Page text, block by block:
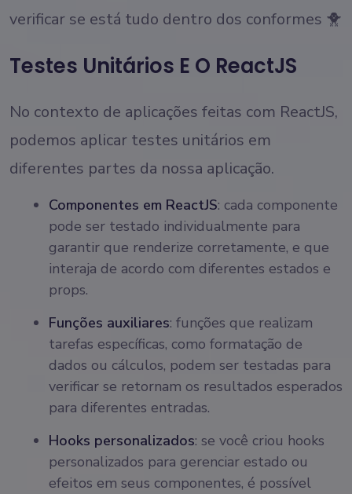
verificar se está tudo dentro dos conformes 🐥
Testes Unitários E O ReactJS
No contexto de aplicações feitas com ReactJS,
podemos aplicar testes unitários em
diferentes partes da nossa aplicação.
Componentes em ReactJS: cada componente
pode ser testado individualmente para
garantir que renderize corretamente, e que
interaja de acordo com diferentes estados e
props.
Funções auxiliares: funções que realizam
tarefas específicas, como formatação de
dados ou cálculos, podem ser testadas para
verificar se retornam os resultados esperados
para diferentes entradas.
Hooks personalizados: se você criou hooks
personalizados para gerenciar estado ou
efeitos em seus componentes, é possível